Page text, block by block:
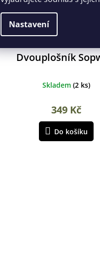
Nastavení
Dvouplošník
Skladem(2 ks)
349 Kč
Do košíku